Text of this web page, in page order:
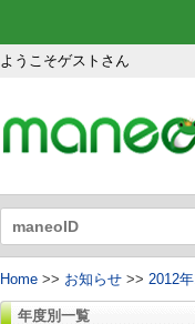
ようこそゲストさん
Home >> お知らせ >> 2012
年度別一覧